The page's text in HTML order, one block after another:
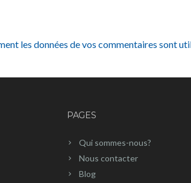
les données de vos commentaires sont
PAGES
Qui sommes-nous?
Nous contacter
Blog